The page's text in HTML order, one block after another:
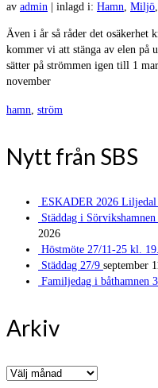
av admin inlagd i: Hamn, Miljö,
Även i år så råder det osäkerhet
kommer vi att stänga av elen på
sätter på strömmen igen till 1
november
hamn, ström
Nytt från SBS
ESKADER 2026 Liljedal
Städdag i
2026
Höstmöte 27/11-25 kl.
Städdag 27/9 september
Familjedag i båthamnen
Arkiv
Arkiv